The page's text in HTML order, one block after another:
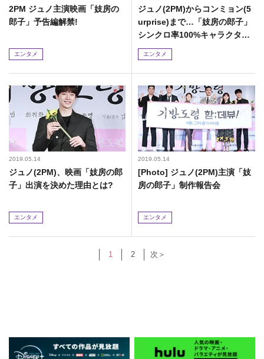
2PM ジュノ主演映画「妓房の
郎子」予告編解禁!
エンタメ
ジュノ(2PM)からコンミョン(5
urprise)まで…「妓房の郎子」
シンクロ率100%キャラクター
スチール公開
エンタメ
2019.05.14
ジュノ(2PM)、映画「妓房の郎
子」出演を決めた理由とは?
エンタメ
2019.05.14
[Photo] ジュノ(2PM)主演「妓
房の郎子」制作報告会
エンタメ
1 2 次＞